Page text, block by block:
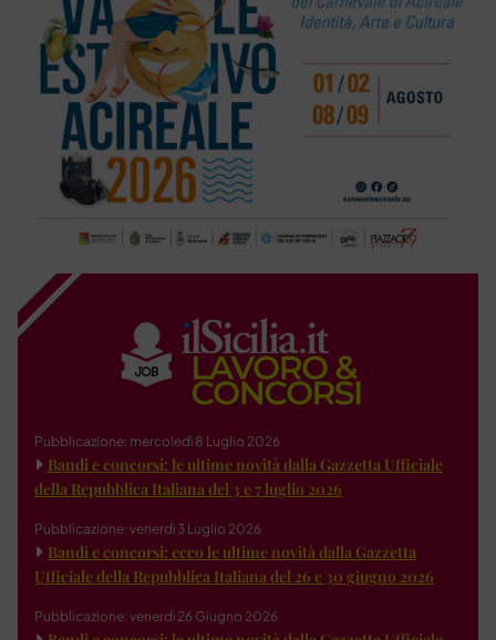
Pubblicazione: mercoledì 8 Luglio 2026
Bandi e concorsi: le ultime novità dalla Gazzetta Ufficiale
della Repubblica Italiana del 3 e 7 luglio 2026
Pubblicazione: venerdì 3 Luglio 2026
Bandi e concorsi: ecco le ultime novità dalla Gazzetta
Ufficiale della Repubblica Italiana del 26 e 30 giugno 2026
Pubblicazione: venerdì 26 Giugno 2026